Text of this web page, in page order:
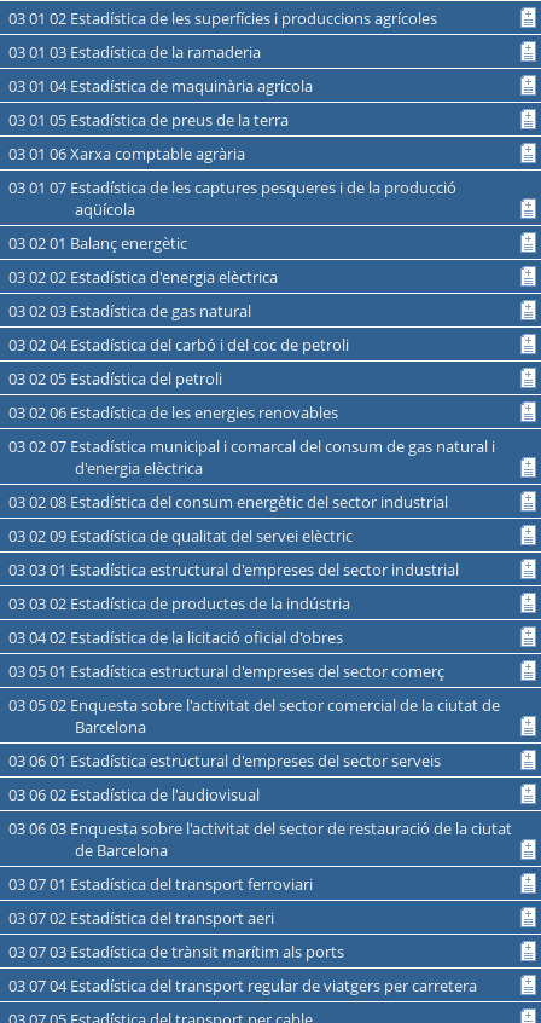
03 01 02 Estadística de les superfícies i produccions agrícoles
03 01 03 Estadística de la ramaderia
03 01 04 Estadística de maquinària agrícola
03 01 05 Estadística de preus de la terra
03 01 06 Xarxa comptable agrària
03 01 07 Estadística de les captures pesqueres i de la producció
aqüícola
03 02 01 Balanç energètic
03 02 02 Estadística d'energia elèctrica
03 02 03 Estadística de gas natural
03 02 04 Estadística del carbó i del coc de petroli
03 02 05 Estadística del petroli
03 02 06 Estadística de les energies renovables
03 02 07 Estadística municipal i comarcal del consum de gas natural i
d'energia elèctrica
03 02 08 Estadística del consum energètic del sector industrial
03 02 09 Estadística de qualitat del servei elèctric
03 03 01 Estadística estructural d'empreses del sector industrial
03 03 02 Estadística de productes de la indústria
03 04 02 Estadística de la licitació oficial d'obres
03 05 01 Estadística estructural d'empreses del sector comerç
03 05 02 Enquesta sobre l'activitat del sector comercial de la ciutat de
Barcelona
03 06 01 Estadística estructural d'empreses del sector serveis
03 06 02 Estadística de l'audiovisual
03 06 03 Enquesta sobre l'activitat del sector de restauració de la ciutat
de Barcelona
03 07 01 Estadística del transport ferroviari
03 07 02 Estadística del transport aeri
03 07 03 Estadística de trànsit marítim als ports
03 07 04 Estadística del transport regular de viatgers per carretera